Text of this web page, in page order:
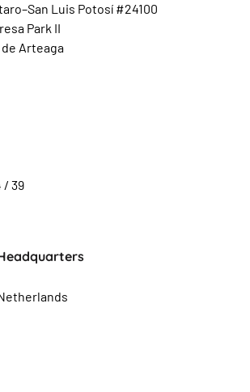
Luis Potosí #24100
Park II
Arteaga
/ 39